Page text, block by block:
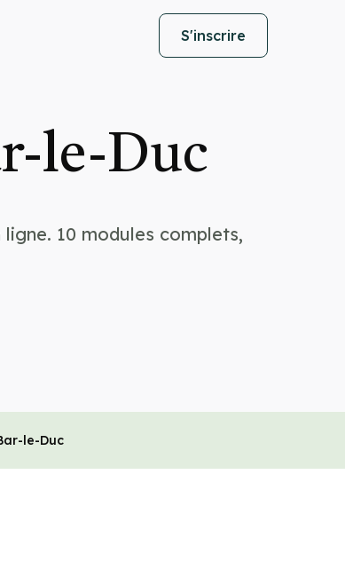
S'inscrire
le-Duc
10 modules complets,
le-Duc